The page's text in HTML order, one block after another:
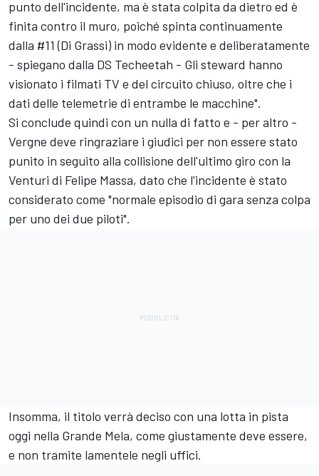
punto dell'incidente, ma è stata colpita da dietro ed è
finita contro il muro, poiché spinta continuamente
dalla #11 (Di Grassi) in modo evidente e deliberatamente
- spiegano dalla DS Techeetah - Gli steward hanno
visionato i filmati TV e del circuito chiuso, oltre che i
dati delle telemetrie di entrambe le macchine".
Si conclude quindi con un nulla di fatto e - per altro -
Vergne deve ringraziare i giudici per non essere stato
punito in seguito alla collisione dell'ultimo giro con la
Venturi di Felipe Massa, dato che l'incidente è stato
considerato come "normale episodio di gara senza colpa
per uno dei due piloti".
Insomma, il titolo verrà deciso con una lotta in pista
oggi nella Grande Mela, come giustamente deve essere,
e non tramite lamentele negli uffici.